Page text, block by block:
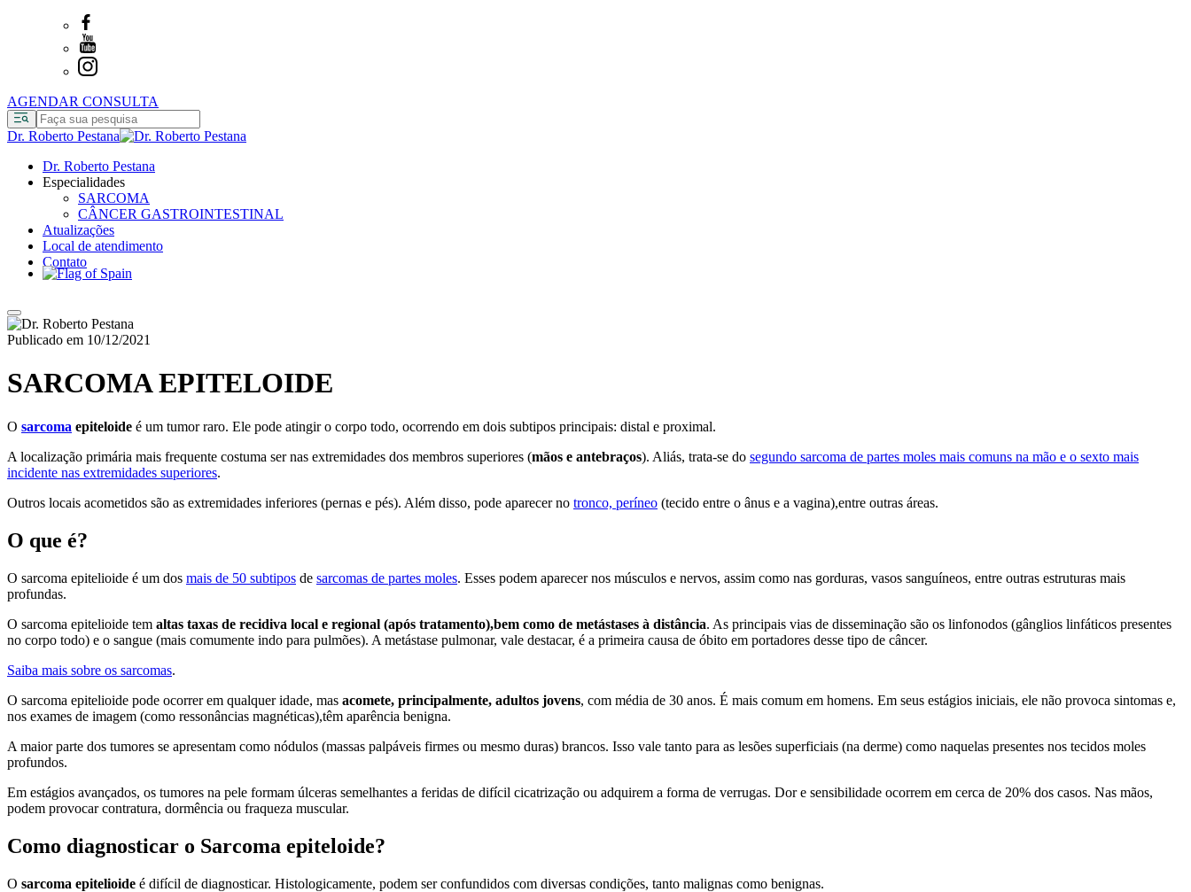
AGENDAR CONSULTA
Dr. Roberto Pestana
Dr. Roberto Pestana
Especialidades
SARCOMA
CÂNCER GASTROINTESTINAL
Atualizações
Local de atendimento
Contato
Publicado em 10/12/2021
SARCOMA EPITELOIDE
O sarcoma epiteloide é um tumor raro. Ele pode atingir o corpo todo, ocorrendo em dois subtipos principais: distal e proximal.
A localização primária mais frequente costuma ser nas extremidades dos membros superiores (mãos e antebraços). Aliás, trata-se do segundo sarcoma de partes moles mais comuns na mão e o sexto mais
incidente nas extremidades superiores.
Outros locais acometidos são as extremidades inferiores (pernas e pés). Além disso, pode aparecer no tronco, períneo (tecido entre o ânus e a vagina),entre outras áreas.
O que é?
O sarcoma epitelioide é um dos mais de 50 subtipos de sarcomas de partes moles. Esses podem aparecer nos músculos e nervos, assim como nas gorduras, vasos sanguíneos, entre outras estruturas mais
profundas.
O sarcoma epitelioide tem altas taxas de recidiva local e regional (após tratamento),bem como de metástases à distância. As principais vias de disseminação são os linfonodos (gânglios linfáticos presentes
no corpo todo) e o sangue (mais comumente indo para pulmões). A metástase pulmonar, vale destacar, é a primeira causa de óbito em portadores desse tipo de câncer.
Saiba mais sobre os sarcomas.
O sarcoma epitelioide pode ocorrer em qualquer idade, mas acomete, principalmente, adultos jovens, com média de 30 anos. É mais comum em homens. Em seus estágios iniciais, ele não provoca sintomas e,
nos exames de imagem (como ressonâncias magnéticas),têm aparência benigna.
A maior parte dos tumores se apresentam como nódulos (massas palpáveis firmes ou mesmo duras) brancos. Isso vale tanto para as lesões superficiais (na derme) como naquelas presentes nos tecidos moles
profundos.
Em estágios avançados, os tumores na pele formam úlceras semelhantes a feridas de difícil cicatrização ou adquirem a forma de verrugas. Dor e sensibilidade ocorrem em cerca de 20% dos casos. Nas mãos,
podem provocar contratura, dormência ou fraqueza muscular.
Como diagnosticar o Sarcoma epiteloide?
O sarcoma epitelioide é difícil de diagnosticar. Histologicamente, podem ser confundidos com diversas condições, tanto malignas como benignas.